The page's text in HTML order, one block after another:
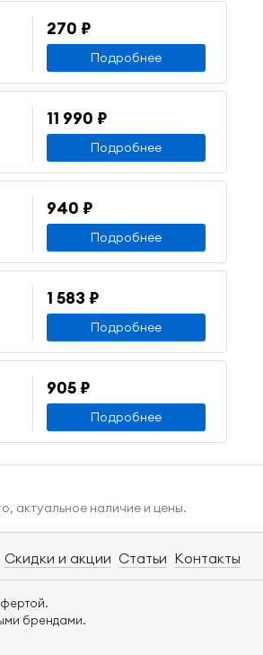
270 ₽
Подробнее
11 990 ₽
Подробнее
940 ₽
Подробнее
1 583 ₽
Подробнее
905 ₽
Подробнее
актуальное наличие и цены.
Скидки и акции Статьи Контакты
брендами.